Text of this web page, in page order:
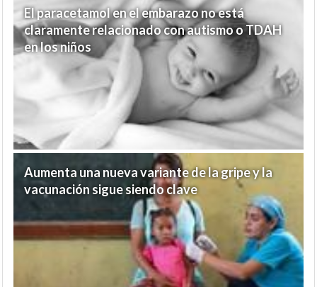
El paracetamol en el embarazo no está
claramente relacionado con autismo o TDAH
en los niños
Aumenta una nueva variante de la gripe y la
vacunación sigue siendo clave